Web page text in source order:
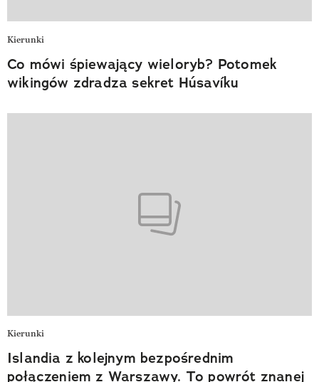
Kierunki
Co mówi śpiewający wieloryb? Potomek
wikingów zdradza sekret Húsavíku
Kierunki
Islandia z kolejnym bezpośrednim
połączeniem z Warszawy. To powrót znanej